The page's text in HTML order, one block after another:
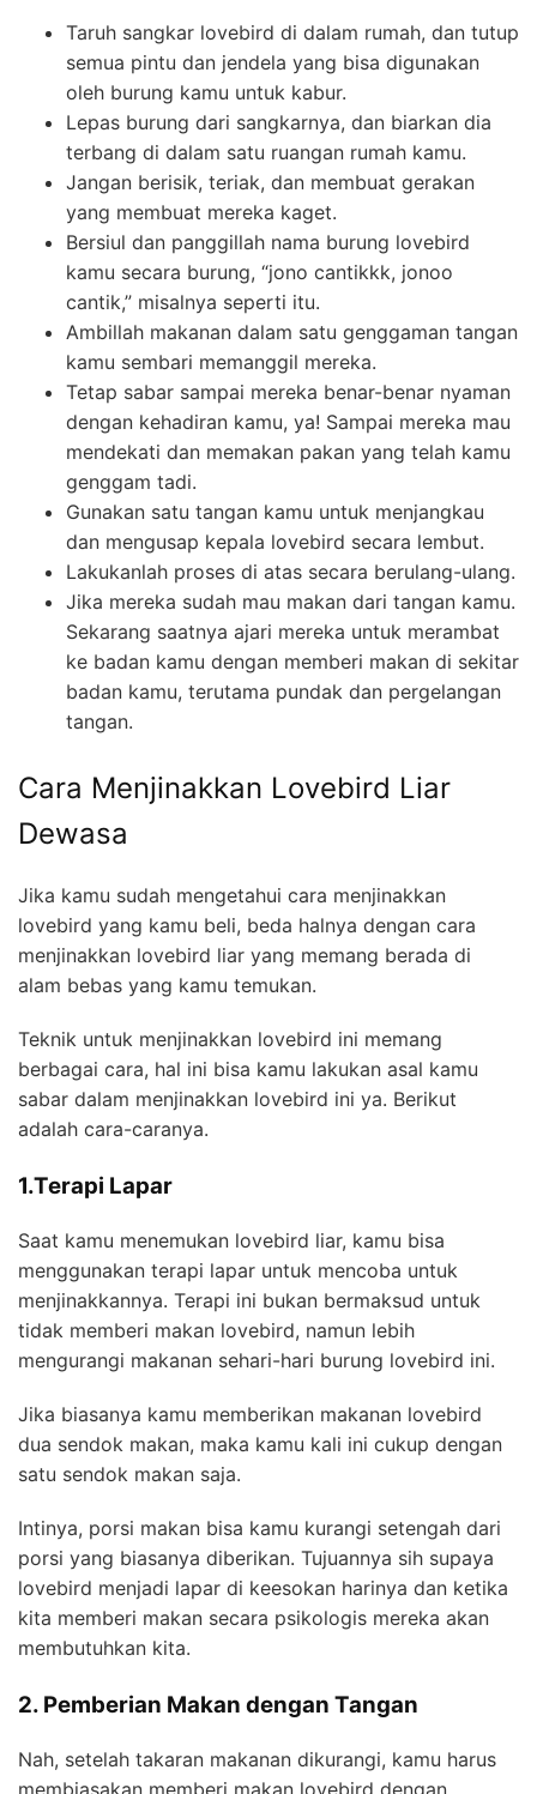
Taruh sangkar lovebird di dalam rumah, dan tutup
semua pintu dan jendela yang bisa digunakan
oleh burung kamu untuk kabur.
Lepas burung dari sangkarnya, dan biarkan dia
terbang di dalam satu ruangan rumah kamu.
Jangan berisik, teriak, dan membuat gerakan
yang membuat mereka kaget.
Bersiul dan panggillah nama burung lovebird
kamu secara burung, “jono cantikkk, jonoo
cantik,” misalnya seperti itu.
Ambillah makanan dalam satu genggaman tangan
kamu sembari memanggil mereka.
Tetap sabar sampai mereka benar-benar nyaman
dengan kehadiran kamu, ya! Sampai mereka mau
mendekati dan memakan pakan yang telah kamu
genggam tadi.
Gunakan satu tangan kamu untuk menjangkau
dan mengusap kepala lovebird secara lembut.
Lakukanlah proses di atas secara berulang-ulang.
Jika mereka sudah mau makan dari tangan kamu.
Sekarang saatnya ajari mereka untuk merambat
ke badan kamu dengan memberi makan di sekitar
badan kamu, terutama pundak dan pergelangan
tangan.
Cara Menjinakkan Lovebird Liar
Dewasa
Jika kamu sudah mengetahui cara menjinakkan
lovebird yang kamu beli, beda halnya dengan cara
menjinakkan lovebird liar yang memang berada di
alam bebas yang kamu temukan.
Teknik untuk menjinakkan lovebird ini memang
berbagai cara, hal ini bisa kamu lakukan asal kamu
sabar dalam menjinakkan lovebird ini ya. Berikut
adalah cara-caranya.
1.Terapi Lapar
Saat kamu menemukan lovebird liar, kamu bisa
menggunakan terapi lapar untuk mencoba untuk
menjinakkannya. Terapi ini bukan bermaksud untuk
tidak memberi makan lovebird, namun lebih
mengurangi makanan sehari-hari burung lovebird ini.
Jika biasanya kamu memberikan makanan lovebird
dua sendok makan, maka kamu kali ini cukup dengan
satu sendok makan saja.
Intinya, porsi makan bisa kamu kurangi setengah dari
porsi yang biasanya diberikan. Tujuannya sih supaya
lovebird menjadi lapar di keesokan harinya dan ketika
kita memberi makan secara psikologis mereka akan
membutuhkan kita.
2. Pemberian Makan dengan Tangan
Nah, setelah takaran makanan dikurangi, kamu harus
membiasakan memberi makan lovebird dengan